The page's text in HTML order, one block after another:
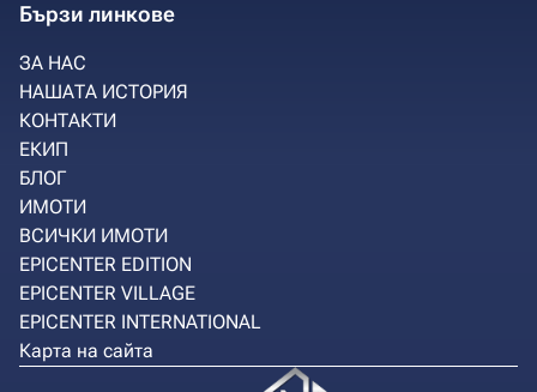
Бързи линкове
ЗА НАС
НАШАТА ИСТОРИЯ
КОНТАКТИ
ЕКИП
БЛОГ
ИМОТИ
ВСИЧКИ ИМОТИ
EPICENTER EDITION
EPICENTER VILLAGE
EPICENTER INTERNATIONAL
Карта на сайта